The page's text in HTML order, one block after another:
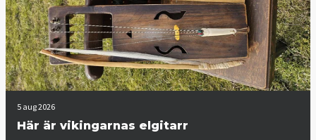
5 aug 2026
Här är vikingarnas elgitarr